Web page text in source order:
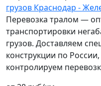
грузов Краснодар -
Перевозка тралом —
транспортировки
грузов. Доставляем
конструкции по
контролируем